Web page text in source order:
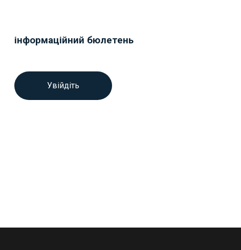
інформаційний бюлетень
Увійдіть